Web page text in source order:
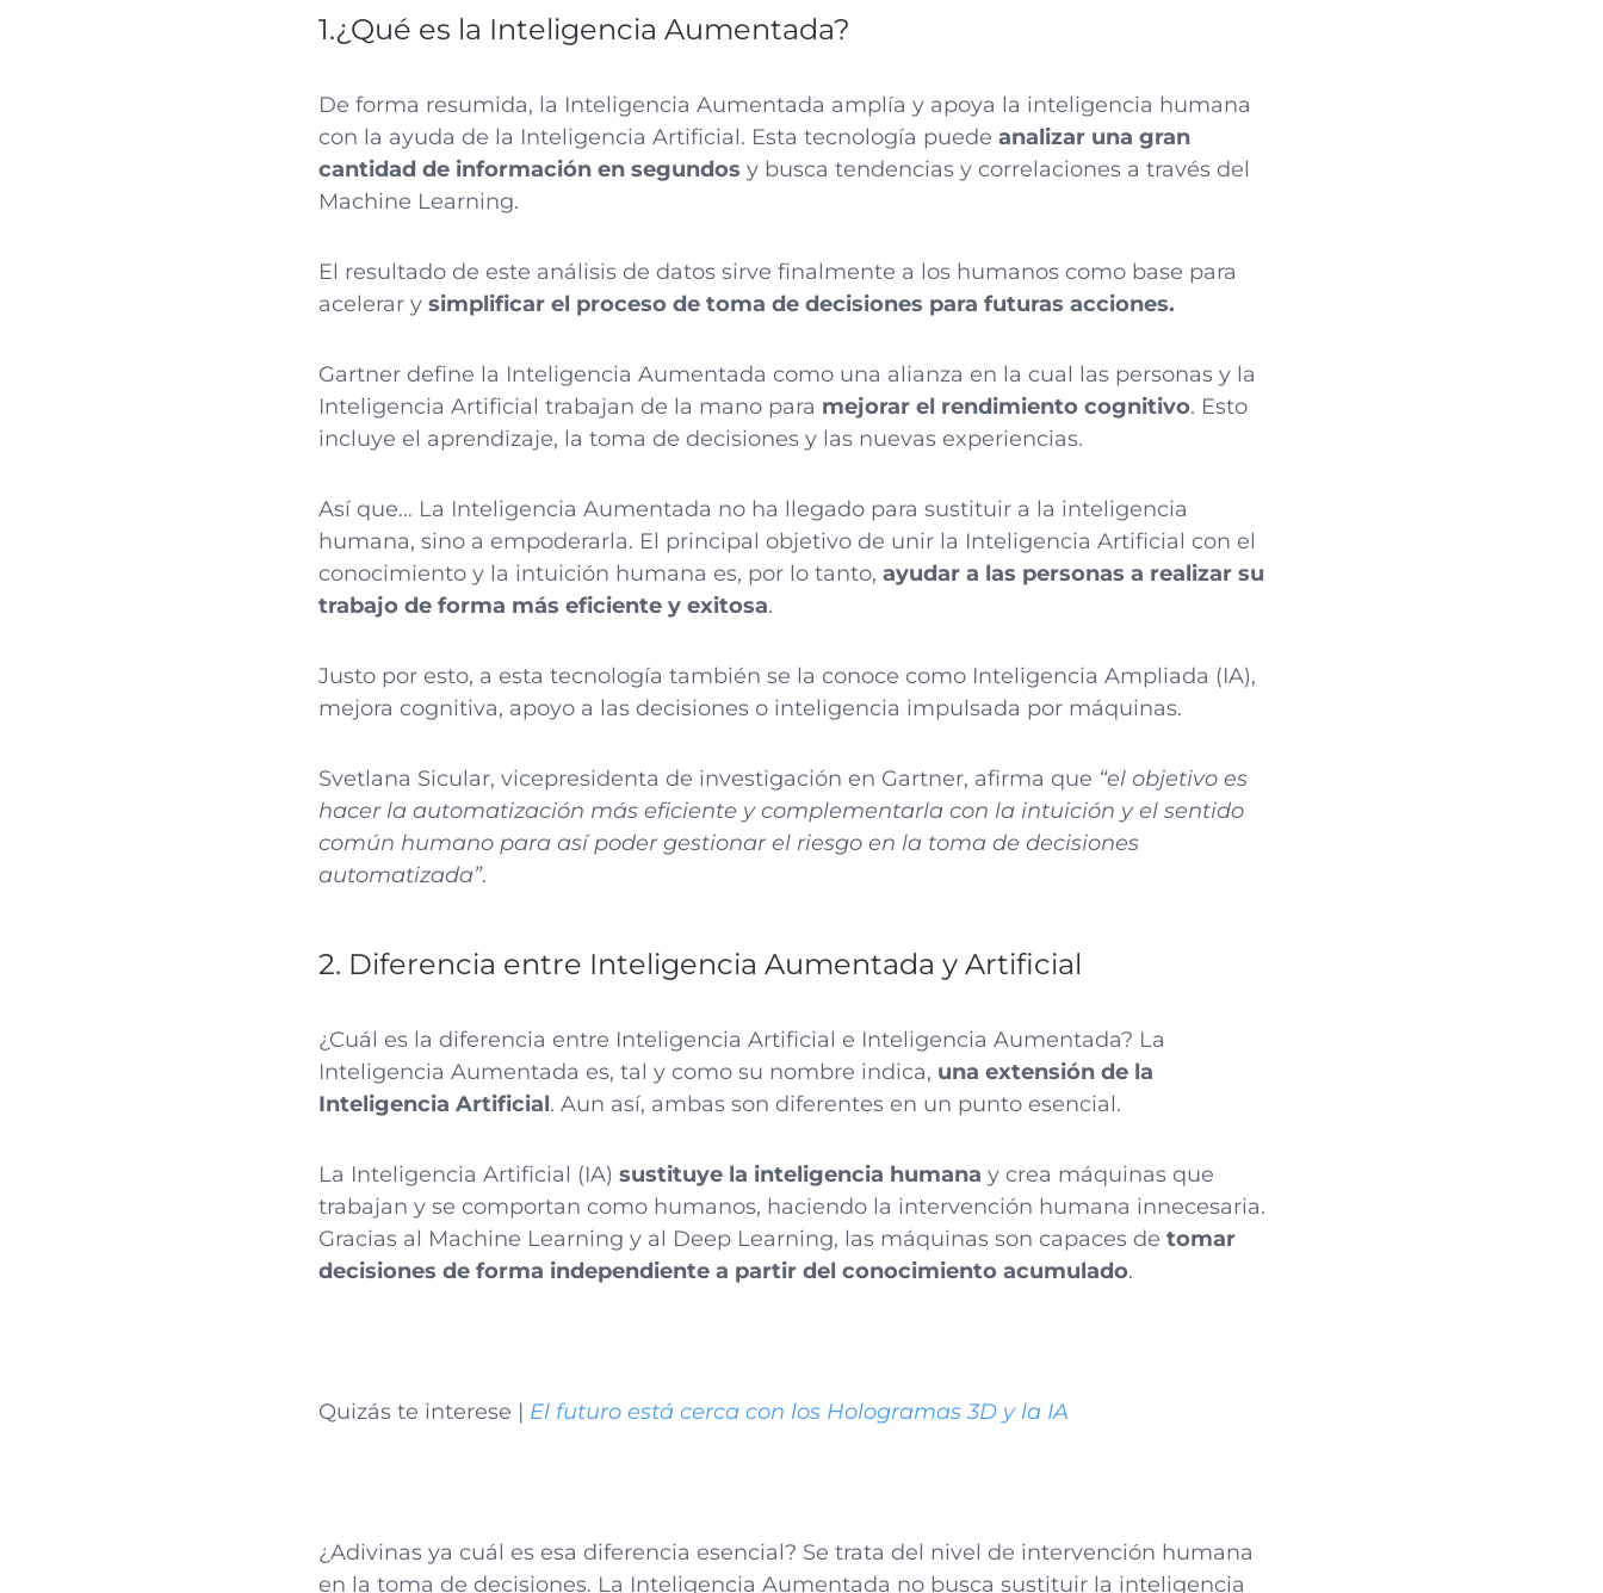
1.¿Qué es la Inteligencia Aumentada?
De forma resumida, la Inteligencia Aumentada amplía y apoya la inteligencia humana
con la ayuda de la Inteligencia Artificial. Esta tecnología puede analizar una gran
cantidad de información en segundos y busca tendencias y correlaciones a través del
Machine Learning.
El resultado de este análisis de datos sirve finalmente a los humanos como base para
acelerar y simplificar el proceso de toma de decisiones para futuras acciones.
Gartner define la Inteligencia Aumentada como una alianza en la cual las personas y la
Inteligencia Artificial trabajan de la mano para mejorar el rendimiento cognitivo. Esto
incluye el aprendizaje, la toma de decisiones y las nuevas experiencias.
Así que… La Inteligencia Aumentada no ha llegado para sustituir a la inteligencia
humana, sino a empoderarla. El principal objetivo de unir la Inteligencia Artificial con el
conocimiento y la intuición humana es, por lo tanto, ayudar a las personas a realizar su
trabajo de forma más eficiente y exitosa.
Justo por esto, a esta tecnología también se la conoce como Inteligencia Ampliada (IA),
mejora cognitiva, apoyo a las decisiones o inteligencia impulsada por máquinas.
Svetlana Sicular, vicepresidenta de investigación en Gartner, afirma que “el objetivo es
hacer la automatización más eficiente y complementarla con la intuición y el sentido
común humano para así poder gestionar el riesgo en la toma de decisiones
automatizada”.
2. Diferencia entre Inteligencia Aumentada y Artificial
¿Cuál es la diferencia entre Inteligencia Artificial e Inteligencia Aumentada? La
Inteligencia Aumentada es, tal y como su nombre indica, una extensión de la
Inteligencia Artificial. Aun así, ambas son diferentes en un punto esencial.
La Inteligencia Artificial (IA) sustituye la inteligencia humana y crea máquinas que
trabajan y se comportan como humanos, haciendo la intervención humana innecesaria.
Gracias al Machine Learning y al Deep Learning, las máquinas son capaces de tomar
decisiones de forma independiente a partir del conocimiento acumulado.
Quizás te interese | El futuro está cerca con los Hologramas 3D y la IA
¿Adivinas ya cuál es esa diferencia esencial? Se trata del nivel de intervención humana
en la toma de decisiones. La Inteligencia Aumentada no busca sustituir la inteligencia